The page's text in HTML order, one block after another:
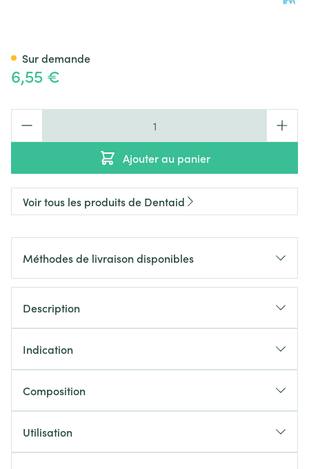
6,55 €
Ajouter au panier
Sur demande
Voir tous les produits de Dentaid
Méthodes de livraison disponibles
Description
Indication
Composition
Utilisation